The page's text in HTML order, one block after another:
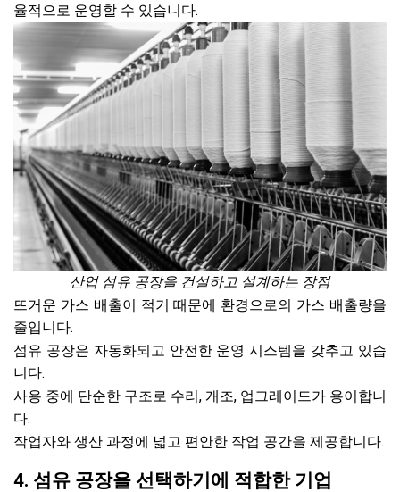
율적으로 운영할 수 있습니다.
산업 섬유 공장을 건설하고 설계하는 장점
뜨거운 가스 배출이 적기 때문에 환경으로의 가스 배출량을
줄입니다.
섬유 공장은 자동화되고 안전한 운영 시스템을 갖추고 있습
니다.
사용 중에 단순한 구조로 수리, 개조, 업그레이드가 용이합니
다.
작업자와 생산 과정에 넓고 편안한 작업 공간을 제공합니다.
4. 섬유 공장을 선택하기에 적합한 기업